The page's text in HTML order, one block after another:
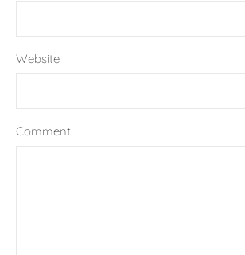
Website
Comment